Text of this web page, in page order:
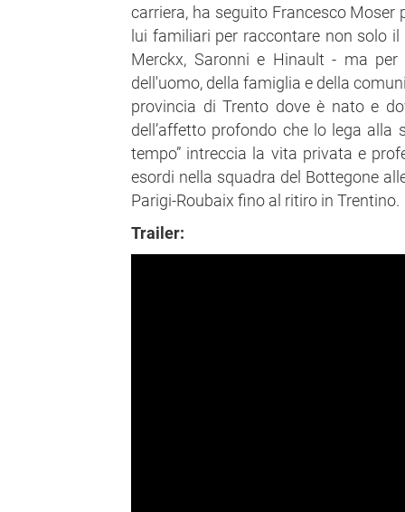
carriera, ha seguito Francesco Moser
lui familiari per raccontare non solo
Merckx, Saronni e Hinault - ma
dell'uomo, della famiglia e della
provincia di Trento dove è nato e
dell’affetto profondo che lo lega alla
tempo” intreccia la vita privata e
esordi nella squadra del Bottegone
Parigi-Roubaix fino al ritiro in Trentino.
Trailer: